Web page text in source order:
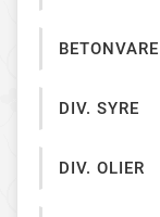
BETONVARE
DIV. SYRE
DIV. OLIER